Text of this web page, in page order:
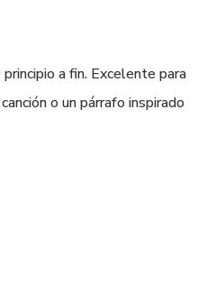
a fin. Excelente para
o un párrafo inspirado